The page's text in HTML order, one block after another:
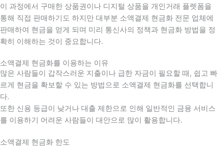
이 과정에서 구매한 상품권이나 디지털 상품을 개인거래 플렛폼을
통해 직접 판매하기도 하지만 대부분 소액결제 현금화 전문 업체에
판매하여 현금을 얻게 되며 미리 통신사의 정책과 현금화 방법을 정
확히 이해하는 것이 중요합니다.
소액결제 현금화를 이용하는 이유
많은 사람들이 갑작스러운 지출이나 급한 자금이 필요할 때 , 쉽고 빠
르게 현금을 확보할 수 있는 방법으로 소액결제 현금화를 선택합니
다.
또한 신용 등급이 낮거나 대출 제한으로 인해 일반적인 금융 서비스
를 이용하기 어려운 사람들이 대안으로 많이 활용합니다.
소액결제 현금화 한도